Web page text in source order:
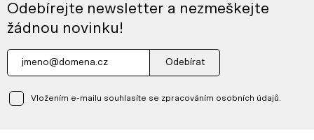
Odebírejte newsletter a nezmeškejte
žádnou novinku!
Odebírat
Vložením e-mailu souhlasíte se zpracováním osobních údajů.